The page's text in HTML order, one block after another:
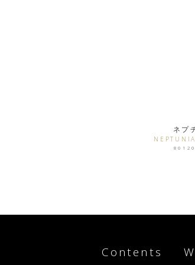
ネプ
Contents